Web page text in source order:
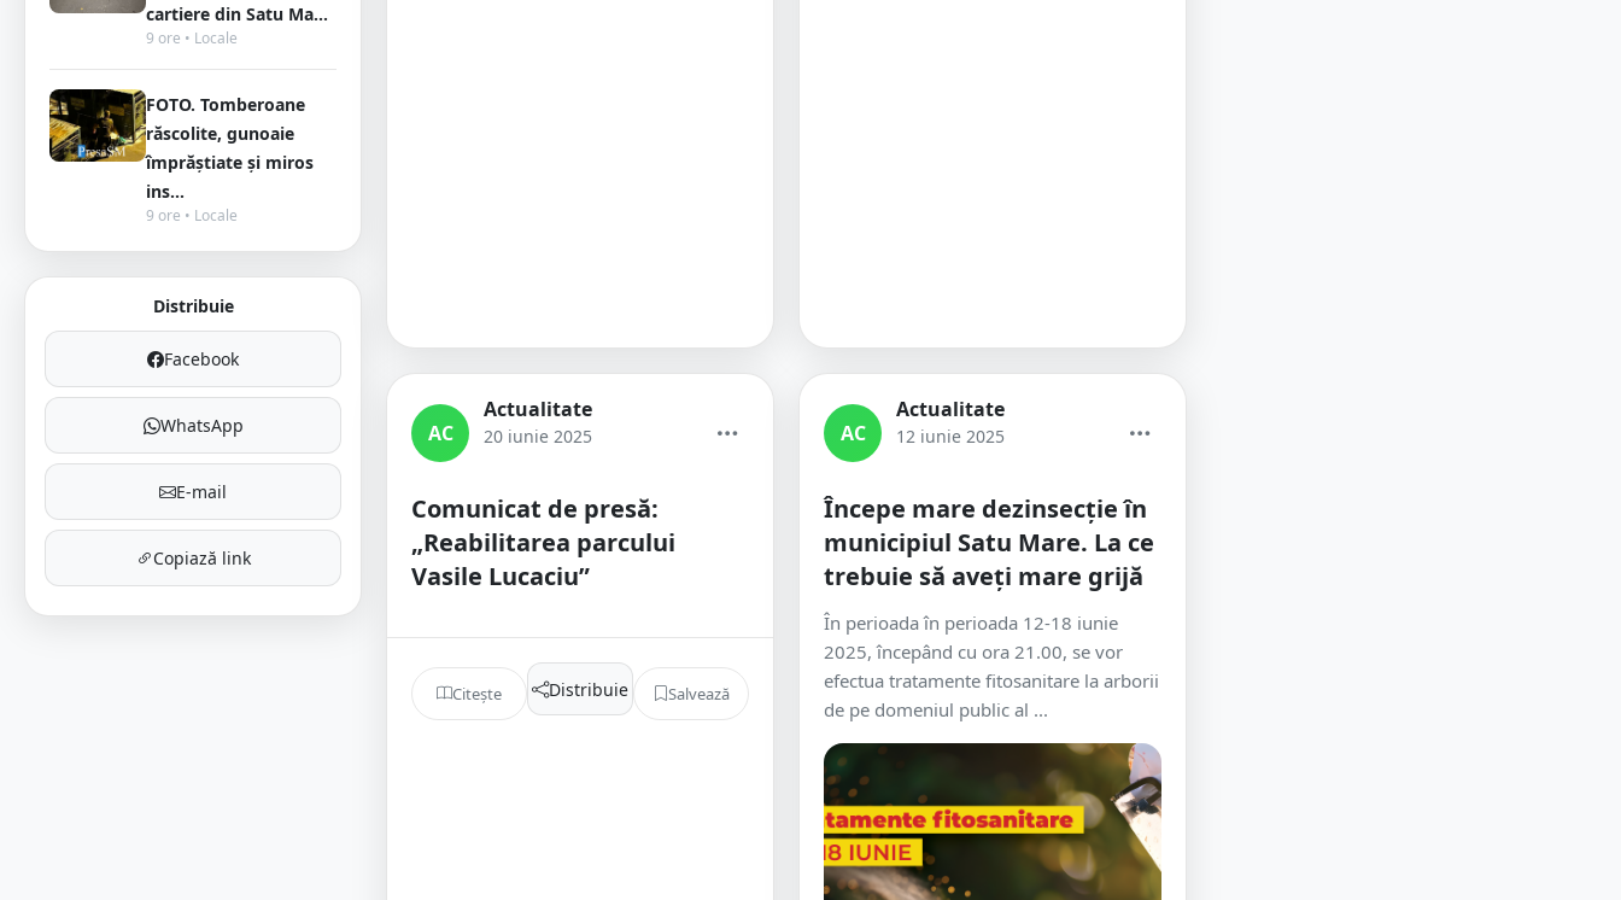
cartiere din Satu Ma...
9 ore • Locale
FOTO. Tomberoane
răscolite, gunoaie
împrăștiate și miros
ins...
9 ore • Locale
Distribuie
Facebook
WhatsApp
E-mail
Copiază link
AC
Actualitate
20 iunie 2025
Comunicat de presă:
„Reabilitarea parcului
Vasile Lucaciu”
Citește Distribuie Salvează
AC
Actualitate
12 iunie 2025
Începe mare dezinsecție în
municipiul Satu Mare. La ce
trebuie să aveți mare grijă
În perioada în perioada 12-18 iunie
2025, începând cu ora 21.00, se vor
efectua tratamente fitosanitare la arborii
de pe domeniul public al ...